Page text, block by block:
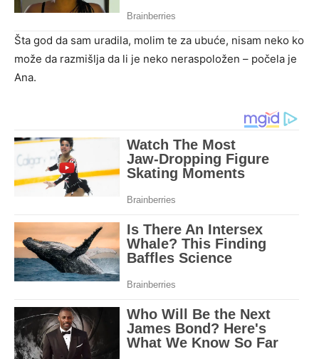
Šta god da sam uradila, molim te za ubuće, nisam neko ko
može da razmišlja da li je neko neraspoložen – počela je
Ana.